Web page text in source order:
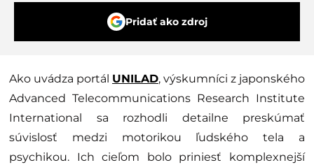
Pridať ako zdroj
Ako uvádza portál UNILAD, výskumníci z japonského
Advanced Telecommunications Research Institute
International sa rozhodli detailne preskúmať
súvislosť medzi motorikou ľudského tela a
psychikou. Ich cieľom bolo priniesť komplexnejší